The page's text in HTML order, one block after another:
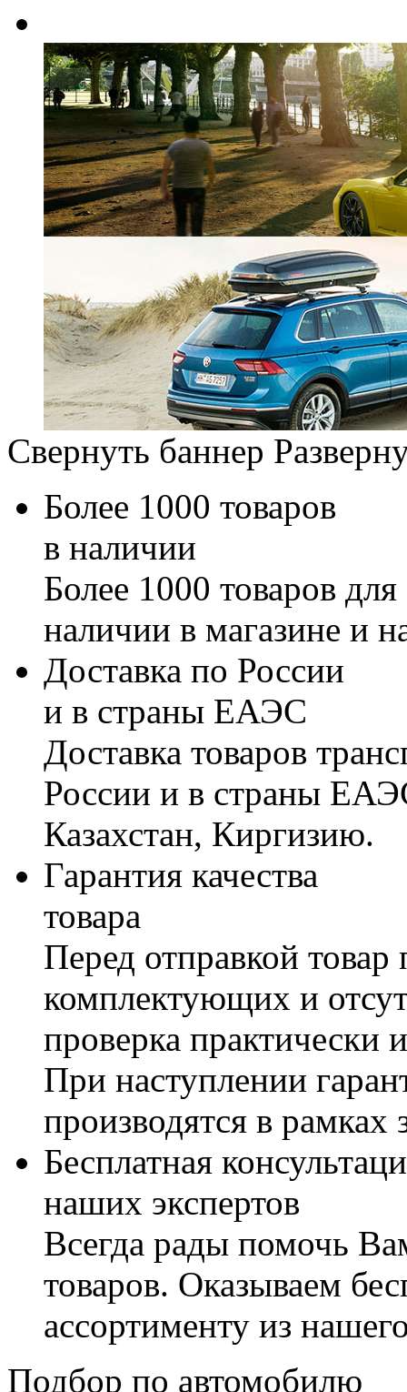
Свернуть баннер
Более 1000 товаров
в наличии
Более 1000 товаров
наличии в магазине и
Доставка по России
и в страны ЕАЭС
Доставка товаров
России и в страны
Казахстан, Киргизию.
Гарантия качества
товара
Перед отправкой товар
комплектующих и
проверка практически
При наступлении
производятся в рамках
Бесплатная
наших экспертов
Всегда рады помочь
товаров. Оказываем
ассортименту из
Подбор по автомобилю